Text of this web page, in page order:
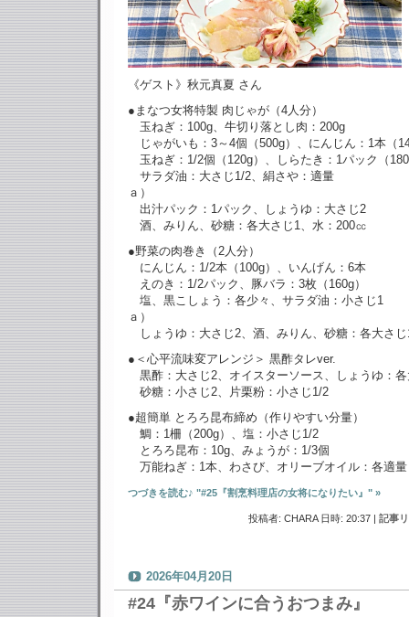
《ゲスト》秋元真夏 さん
●まなつ女将特製 肉じゃが（4人分）
玉ねぎ：100g、牛切り落とし肉：200g
じゃがいも：3～4個（500g）、にんじん：1本（
玉ねぎ：1/2個（120g）、しらたき：1パック（
サラダ油：大さじ1/2、絹さや：適量
ａ）
出汁パック：1パック、しょうゆ：大さじ2
酒、みりん、砂糖：各大さじ1、水：200㏄
●野菜の肉巻き（2人分）
にんじん：1/2本（100g）、いんげん：6本
えのき：1/2パック、豚バラ：3枚（160g）
塩、黒こしょう：各少々、サラダ油：小さじ1
ａ）
しょうゆ：大さじ2、酒、みりん、砂糖：各大さじ
●＜心平流味変アレンジ＞ 黒酢タレver.
黒酢：大さじ2、オイスターソース、しょうゆ：
砂糖：小さじ2、片栗粉：小さじ1/2
●超簡単 とろろ昆布締め（作りやすい分量）
鯛：1柵（200g）、塩：小さじ1/2
とろろ昆布：10g、みょうが：1/3個
万能ねぎ：1本、わさび、オリーブオイル：各適量
つづきを読む♪ "#25『割烹料理店の女将になりたい』" »
投稿者: CHARA 日時: 20:37 | 記事
2026年04月20日
#24『赤ワインに合うおつまみ』